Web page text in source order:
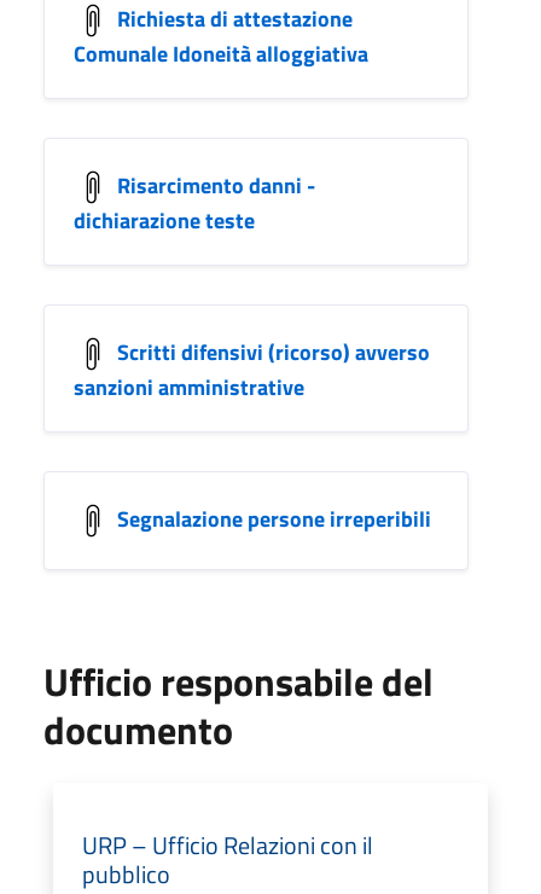
Richiesta di attestazione
Comunale Idoneità alloggiativa
Risarcimento danni -
dichiarazione teste
Scritti difensivi (ricorso) avverso
sanzioni amministrative
Segnalazione persone irreperibili
Ufficio responsabile del
documento
URP – Ufficio Relazioni con il
pubblico